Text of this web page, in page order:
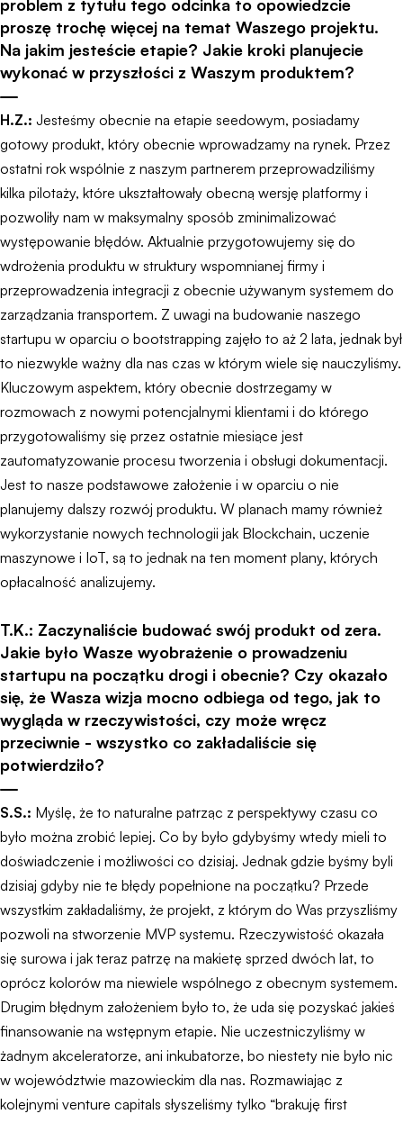
problem z tytułu tego odcinka to opowiedzcie
proszę trochę więcej na temat Waszego projektu.
Na jakim jesteście etapie? Jakie kroki planujecie
wykonać w przyszłości z Waszym produktem?
H.Z.: Jesteśmy obecnie na etapie seedowym, posiadamy
gotowy produkt, który obecnie wprowadzamy na rynek. Przez
ostatni rok wspólnie z naszym partnerem przeprowadziliśmy
kilka pilotaży, które ukształtowały obecną wersję platformy i
pozwoliły nam w maksymalny sposób zminimalizować
występowanie błędów. Aktualnie przygotowujemy się do
wdrożenia produktu w struktury wspomnianej firmy i
przeprowadzenia integracji z obecnie używanym systemem do
zarządzania transportem. Z uwagi na budowanie naszego
startupu w oparciu o bootstrapping zajęło to aż 2 lata, jednak był
to niezwykle ważny dla nas czas w którym wiele się nauczyliśmy.
Kluczowym aspektem, który obecnie dostrzegamy w
rozmowach z nowymi potencjalnymi klientami i do którego
przygotowaliśmy się przez ostatnie miesiące jest
zautomatyzowanie procesu tworzenia i obsługi dokumentacji.
Jest to nasze podstawowe założenie i w oparciu o nie
planujemy dalszy rozwój produktu. W planach mamy również
wykorzystanie nowych technologii jak Blockchain, uczenie
maszynowe i IoT, są to jednak na ten moment plany, których
opłacalność analizujemy.
T.K.: Zaczynaliście budować swój produkt od zera.
Jakie było Wasze wyobrażenie o prowadzeniu
startupu na początku drogi i obecnie? Czy okazało
się, że Wasza wizja mocno odbiega od tego, jak to
wygląda w rzeczywistości, czy może wręcz
przeciwnie - wszystko co zakładaliście się
potwierdziło?
S.S.: Myślę, że to naturalne patrząc z perspektywy czasu co
było można zrobić lepiej. Co by było gdybyśmy wtedy mieli to
doświadczenie i możliwości co dzisiaj. Jednak gdzie byśmy byli
dzisiaj gdyby nie te błędy popełnione na początku? Przede
wszystkim zakładaliśmy, że projekt, z którym do Was przyszliśmy
pozwoli na stworzenie MVP systemu. Rzeczywistość okazała
się surowa i jak teraz patrzę na makietę sprzed dwóch lat, to
oprócz kolorów ma niewiele wspólnego z obecnym systemem.
Drugim błędnym założeniem było to, że uda się pozyskać jakieś
finansowanie na wstępnym etapie. Nie uczestniczyliśmy w
żadnym akceleratorze, ani inkubatorze, bo niestety nie było nic
w województwie mazowieckim dla nas. Rozmawiając z
kolejnymi venture capitals słyszeliśmy tylko “brakuję first